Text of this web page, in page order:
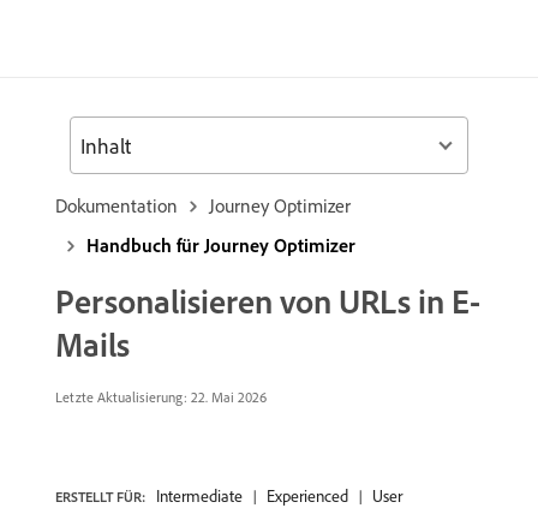
Dokumentation
Journey Optimizer
Handbuch für Journey Optimizer
Personalisieren von URLs in E-
Mails
Letzte Aktualisierung: 22. Mai 2026
ERSTELLT FÜR: Intermediate Experienced User
Inhalt